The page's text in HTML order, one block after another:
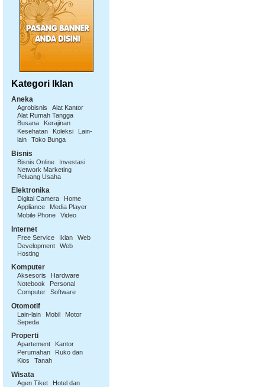
Kategori Iklan
Aneka
Agrobisnis
Alat Kantor
Alat Rumah Tangga
Busana
Kerajinan
Kesehatan
Koleksi
Lain-
lain
Toko Bunga
Bisnis
Bisnis Online
Investasi
Network Marketing
Peluang Usaha
Elektronika
Digital Camera
Home
Appliance
Media Player
Mobile Phone
Video
Internet
Free Service Iklan
Web
Development
Web
Hosting
Komputer
Aksesoris
Hardware
Notebook
Personal
Computer
Software
Otomotif
Lain-lain Mobil
Motor
Sepeda
Properti
Apartement
Kantor
Perumahan
Ruko dan
Kios
Tanah
Wisata
Agen Tiket
Hotel dan